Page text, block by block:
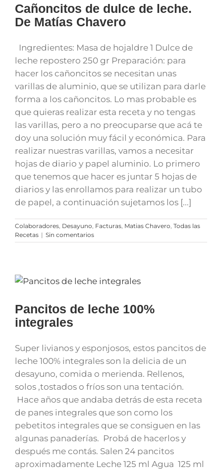
Cañoncitos de dulce de leche.
De Matías Chavero
Ingredientes: Masa de hojaldre 1 Dulce de
leche repostero 250 gr Preparación: para
hacer los cañoncitos se necesitan unas
varillas de aluminio, que se utilizan para darle
forma a los cañoncitos. Lo mas probable es
que quieras realizar esta receta y no tengas
las varillas, pero a no preocuparse que acá te
doy una solución muy fácil y económica. Para
realizar nuestras varillas, vamos a necesitar
hojas de diario y papel aluminio. Lo primero
que tenemos que hacer es juntar 5 hojas de
diarios y las enrollamos para realizar un tubo
de papel, a continuación sujetamos los [...]
Colaboradores Desayuno Facturas Matias Chavero Todas las
Recetas | Sin comentarios
Pancitos de leche 100%
integrales
Super livianos y esponjosos, estos pancitos de
leche 100% integrales son la delicia de un
desayuno, comida o merienda. Rellenos,
solos ,tostados o fríos son una tentación.
Hace años que andaba detrás de esta receta
de panes integrales que son como los
pebetitos integrales que se consiguen en las
algunas panaderías. Probá de hacerlos y
después me contás. Salen 24 pancitos
aproximadamente Leche 125 ml Agua 125 ml